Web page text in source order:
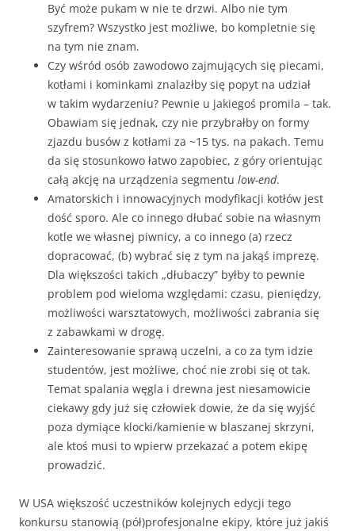
Być może pukam w nie te drzwi. Albo nie tym
szyfrem? Wszystko jest możliwe, bo kompletnie się
na tym nie znam.
Czy wśród osób zawodowo zajmujących się piecami,
kotłami i kominkami znalazłby się popyt na udział
w takim wydarzeniu? Pewnie u jakiegoś promila – tak.
Obawiam się jednak, czy nie przybrałby on formy
zjazdu busów z kotłami za ~15 tys. na pakach. Temu
da się stosunkowo łatwo zapobiec, z góry orientując
całą akcję na urządzenia segmentu low-end.
Amatorskich i innowacyjnych modyfikacji kotłów jest
dość sporo. Ale co innego dłubać sobie na własnym
kotle we własnej piwnicy, a co innego (a) rzecz
dopracować, (b) wybrać się z tym na jakąś imprezę.
Dla większości takich „dłubaczy” byłby to pewnie
problem pod wieloma względami: czasu, pieniędzy,
możliwości warsztatowych, możliwości zabrania się
z zabawkami w drogę.
Zainteresowanie sprawą uczelni, a co za tym idzie
studentów, jest możliwe, choć nie zrobi się ot tak.
Temat spalania węgla i drewna jest niesamowicie
ciekawy gdy już się człowiek dowie, że da się wyjść
poza dymiące klocki/kamienie w blaszanej skrzyni,
ale ktoś musi to wpierw przekazać a potem ekipę
prowadzić.
W USA większość uczestników kolejnych edycji tego
konkursu stanowią (pół)profesjonalne ekipy, które już jakiś